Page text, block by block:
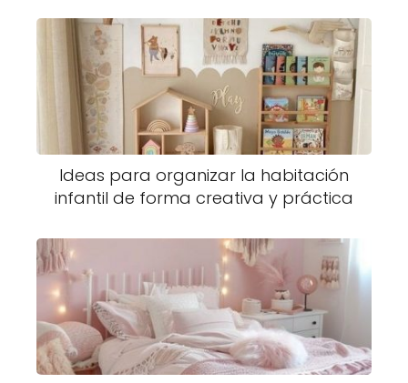
Ideas para organizar la habitación
infantil de forma creativa y práctica